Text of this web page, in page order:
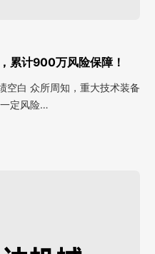
累计900万风险保障！
空白 众所周知，重大技术装备
定风险…